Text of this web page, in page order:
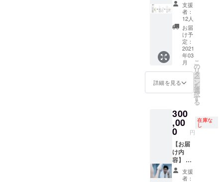
お使い
いただ
けま
す。ア
ルコー
ルフ
リー・
界面活
性剤フ
リー。
きわめ
て科学
プロー
チのも
とすこ
やかな
肌に
とって
大切な3
つの要
素に働
美容液
のよう
にパワ
フルな
効果を
発揮し
ます。
さまざ
まな肌
タイプ
の方に
お使い
けま
す。ア
ルコー
ルフ
リー・
界面活
性剤フ
リー。
きわめ
をもた
らす
Toner。
フレッ
シュで
みずみ
ずしい
テクス
チャー
であり
なが
ら、角
すみず
みに潤
い成分
を浸透
させる
だけで
なく、
美容液
のよう
きをも
たらし
ます。
まるで
魔法の
ような
アイテ
ムで
す。
なオー
ルイン
ワンエ
マル
ジョ
ン。
5洗顔
フォー
ムクレ
ンジン
グは、
毎日の
スキン
ケアに
欠かせ
切な基
本ス
は考え
ます。
高級感
あふれ
る濃密
なクッ
ション
泡がマ
シュマ
とし 必
要な物
は守
る。 余
分な物
を落と
し必要
な物は
落とさ
ず守
る。そ
い洗顔
の理想
を求め
出来た
のが
ARES4
5洗顔
フォー
ムクレ
顔フ
オーム
100ml
、オー
ルイン
ワント
ナー
150ml
な物だ
けを落
る。 余
分な物
を落と
し必要
な物は
落とさ
ず守
る。そ
んな当
5化粧水
トナー
6+乳液
エマル
ジョン
6+洗顔
フォー
ム6セッ
ト（約3
か月
分） ●
早割プ
50名様
限定＞
\35,112
ー
（30%
OFF）
定価
\50,160
ー（洗
支援
者：
12人
お届
け予
定：
2021
年03
月
詳細を見る
こ
の
リ
タ
ー
ン
を
選
択
す
る
300
,00
0 円
在庫な
し
【お届
け内
容】 Ａ
ＲＥＳ
45メイ
支援
者：